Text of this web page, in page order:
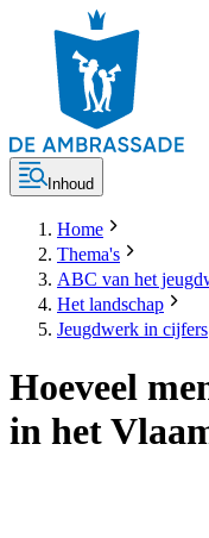
Inhoud
Home
Thema's
ABC van het
Het landschap
Jeugdwerk in cijfers
Hoeveel
in het